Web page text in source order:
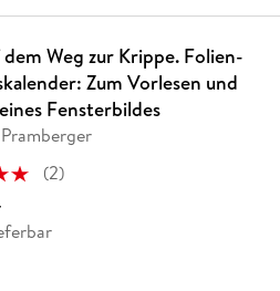
dem Weg zur Krippe. Folien-
Zum Vorlesen und
Fensterbildes
(2)